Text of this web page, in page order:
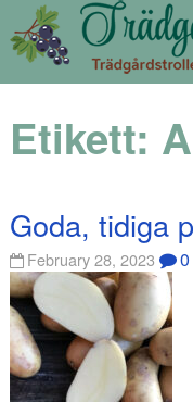
Etikett:
Goda, tidiga
February 28, 2023 0